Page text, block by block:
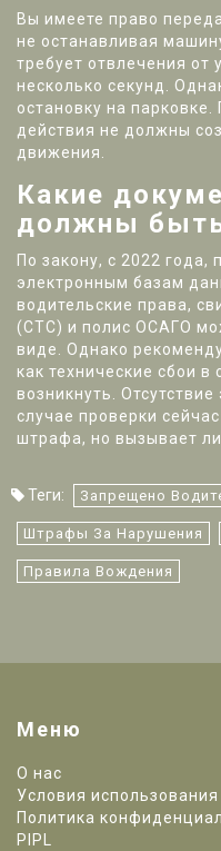
Вы имеете право
не останавливая
требует отвлечения от
несколько секунд.
остановку на
действия не должны
движения.
Какие
должны быть
По закону, с 2022 года,
электронным базам
водительские права,
(СТС) и полис ОСАГО
виде. Однако
как технические сбои в
возникнуть.
случае проверки
штрафа, но вызывает
Теги: Запрещено
Штрафы За Нарушения
Правила Вождения
Меню
О нас
Условия использования
Политика
PIPL